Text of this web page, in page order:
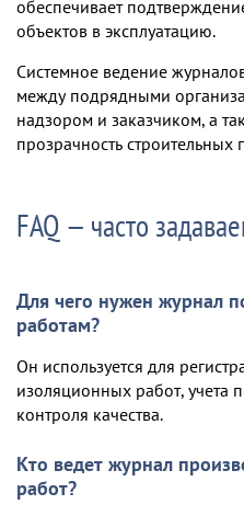
обеспечивает
объектов в эксплуатацию.
Системное ведение
между подрядными
надзором и заказчиком, а
прозрачность строительных
FAQ — часто
Для чего нужен журнал
работам?
Он используется для
изоляционных работ, учета
контроля качества.
Кто ведет журнал
работ?